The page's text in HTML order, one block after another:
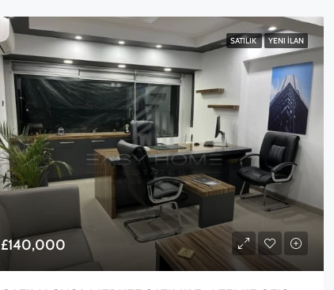
SATILIK YENI İLAN
£140,000